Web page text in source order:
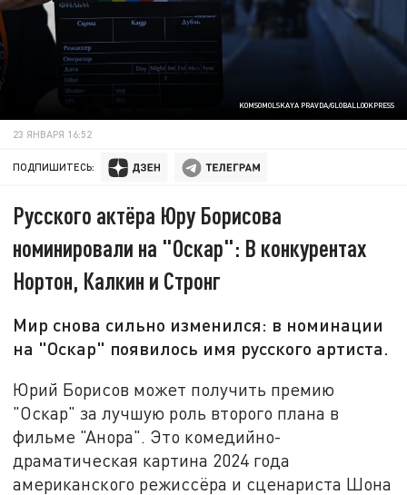
KOMSOMOLSKAYA PRAVDA/GLOBALLOOKPRESS
23 ЯНВАРЯ 16:52
ПОДПИШИТЕСЬ:
Русского актёра Юру Борисова
номинировали на "Оскар": В конкурентах
Нортон, Калкин и Стронг
Мир снова сильно изменился: в номинации
на "Оскар" появилось имя русского артиста.
Юрий Борисов может получить премию
"Оскар" за лучшую роль второго плана в
фильме "Анора". Это комедийно-
драматическая картина 2024 года
американского режиссёра и сценариста Шона